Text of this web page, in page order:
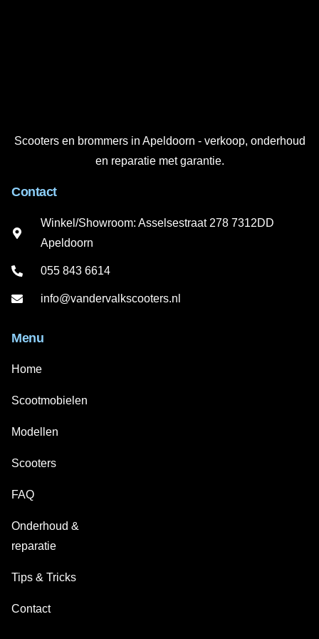
Scooters en brommers in Apeldoorn - verkoop, onderhoud
en reparatie met garantie.
Contact
Winkel/Showroom: Asselsestraat 278 7312DD
Apeldoorn
055 843 6614
info@vandervalkscooters.nl
Menu
Home
Scootmobielen
Modellen
Scooters
FAQ
Onderhoud &
reparatie
Tips & Tricks
Contact